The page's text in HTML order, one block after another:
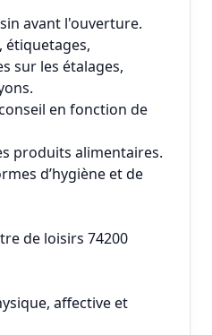
avant l'ouverture.
étiquetages,
sur les étalages,
en fonction de
produits alimentaires.
d’hygiène et de
de loisirs 74200
affective et